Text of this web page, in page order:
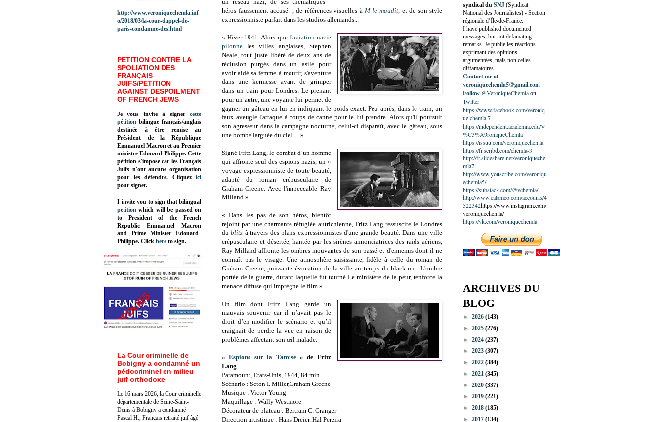
un réseau nazi, de ses thématiques -
héros faussement accusé -, de références visuelles à M le maudit, et de son style
expressionniste parfait dans les studios allemands...
« Hiver 1941. Alors que l'aviation nazie
pilonne les villes anglaises, Stephen
Neale, tout juste libéré de deux ans de
réclusion purgés dans un asile pour
avoir aidé sa femme à mourir, s'aventure
dans une kermesse avant de grimper
dans un train pour Londres. Le prenant
pour un autre, une voyante lui permet de
gagner un gâteau en lui en indiquant le poids exact. Peu après, dans le train, un
faux aveugle l'attaque à coups de canne pour le lui prendre. Alors qu'il poursuit
son agresseur dans la campagne nocturne, celui-ci disparaît, avec le gâteau, sous
une bombe larguée du ciel… »
Signé Fritz Lang, le combat d’un homme
qui affronte seul des espions nazis, un «
voyage expressionniste de toute beauté,
adapté du roman crépusculaire de
Graham Greene. Avec l'impeccable Ray
Milland ».
« Dans les pas de son héros, bientôt
rejoint par une charmante réfugiée autrichienne, Fritz Lang ressuscite le Londres
dublitz à travers des plans expressionnistes d'une grande beauté. Dans une ville
crépusculaire et désertée, hantée par les sirènes annonciatrices des raids aériens,
Ray Milland affronte les ombres mouvantes de son passé et d'ennemis dont il ne
connaît pas le visage. Une atmosphère saisissante, fidèle à celle du roman de
Graham Greene, puissante évocation de la ville au temps du black-out. L'ombre
portée de la guerre, durant laquelle fut tourné Le ministère de la peur, renforce la
menace diffuse qui imprègne le film ».
Un film dont Fritz Lang garde un
mauvais souvenir car il n’avait pas le
droit d’en modifier le scénario et qu’il
craignait de perdre la vue en raison de
problèmes affectant son œil malade.
«Espions sur la Tamise» de Fritz
Lang
Paramount, Etats-Unis, 1944, 84 min
Scénario : Seton I. Miller,Graham Greene
Musique : Victor Young
Maquillage : Wally Westmore
Décorateur de plateau : Bertram C. Granger
Direction artistique : Hans Dreier, Hal Pereira
http://www.veroniquechemla.inf
o/2018/03/la-cour-dappel-de-
paris-condamne-des.html
PETITION CONTRE LA
SPOLIATION DES
FRANÇAIS
JUIFS/PETITION
AGAINST DESPOILMENT
OF FRENCH JEWS
Je vous invite à signer cette
pétition bilingue français/anglais
destinée à être remise au
Président de la République
Emmanuel Macron et au Premier
ministre Edouard Philippe. Cette
pétition s'impose car les Français
Juifs n'ont aucune organisation
pour les défendre. Cliquez
ici
pour signer.
I invite you to sign that bilingual
petition which will be passed on
to President of the French
Republic Emmanuel Macron
and Prime Minister Edouard
Philippe. Click here to sign.
La Cour criminelle de
Bobigny a condamné un
pédocriminel en milieu
juif orthodoxe
Le 16 mars 2026, la Cour criminelle
départementale de Seine-Saint-
Denis à Bobigny a condamné
Pascal H., Français retraité juif âgé
syndical du SNJ (Syndicat
National des Journalistes) - Section
régionale d’Île-de-France.
I have published documented
messages, but not defamating
remarks. Je publie les réactions
exprimant des opinions
argumentées, mais non celles
diffamatoires.
Contact me at
veroniquechemla5@gmail.com
Follow @VeroniqueChemlaon
Twitter
https://www.facebook.com/veroniq
ue.chemla.7
https://independent.academia.edu/V
%C3%A9roniqueChemla
https://issuu.com/veroniquechemla
https://fr.scribd.com/chemla-3
http://fr.slideshare.net/veroniqueche
mla7
http://www.youscribe.com/veroniqu
echemla5/
https://substack.com/@vchemla/
http://www.calameo.com/accounts/4
522342https://www.instagram.com/
veroniquechemla/
https://vk.com/veroniquechemla
ARCHIVES DU
BLOG
► 2026 (143)
► 2025 (276)
► 2024 (237)
► 2023 (307)
► 2022 (384)
► 2021 (345)
► 2020 (337)
► 2019 (221)
► 2018 (185)
► 2017 (134)